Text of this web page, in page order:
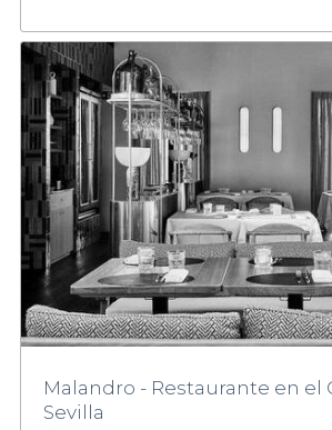
Malandro - Restaurante en el
Sevilla